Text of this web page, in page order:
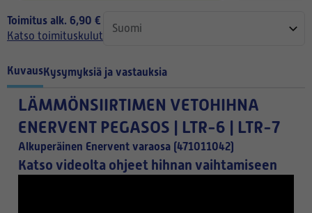
Toimitus alk. 6,90 €
Katso toimituskulut
KuvausKysymyksiä ja vastauksia
LÄMMÖNSIIRTIMEN VETOHIHNA
ENERVENT PEGASOS | LTR-6 | LTR-7
Alkuperäinen Enervent varaosa (471011042)
Katso videolta ohjeet hihnan vaihtamiseen